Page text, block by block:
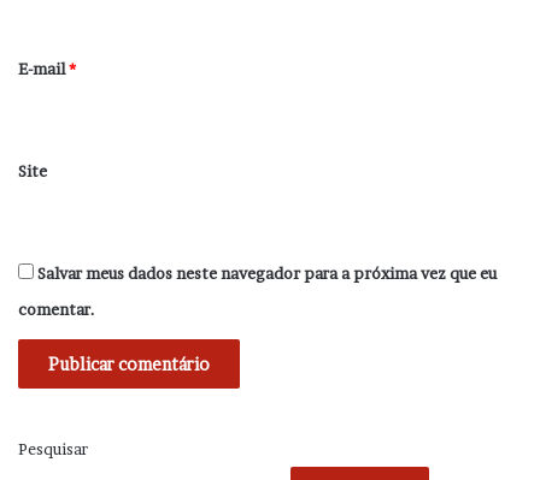
*
E-mail*
Site
Salvar meus dados neste navegador para a próxima vez que eu
comentar.
Pesquisar